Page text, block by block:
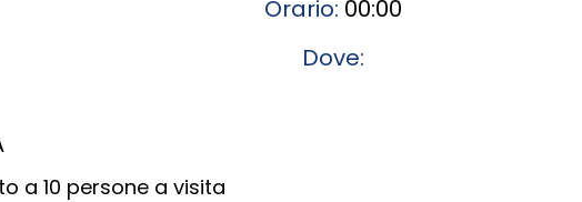
Orario: 00:00
Dove:
a 10 persone a visita